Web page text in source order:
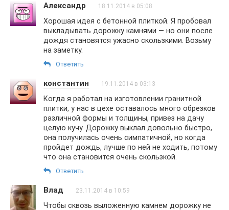
Александр 18.11.2014 в 05:08
Хорошая идея с бетонной плиткой. Я пробовал
выкладывать дорожку камнями — но они после
дождя становятся ужасно скользкими. Возьму
на заметку.
Ответить
константин 19.11.2014 в 03:13
Когда я работал на изготовлении гранитной
плитки, у нас в цехе оставалось много обрезков
различной формы и толщины, привез на дачу
целую кучу. Дорожку выклал довольно быстро,
она получилась очень симпатичной, но когда
пройдет дождь, лучше по ней не ходить, потому
что она становится очень скользкой.
Ответить
Влад 23.11.2014 в 10:59
Чтобы сквозь выложенную камнем дорожку не